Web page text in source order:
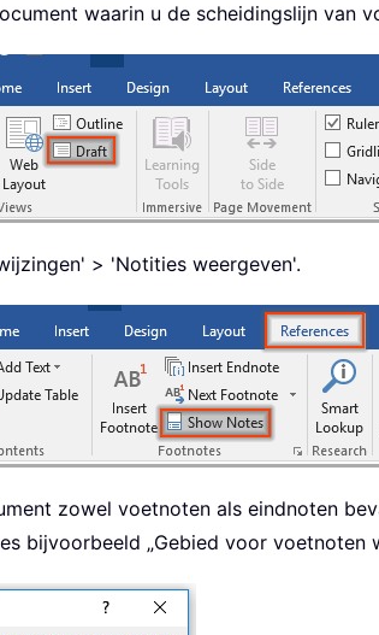
waarin u de scheidingslijn van
> 'Notities weergeven'.
zowel voetnoten als eindnoten
bijvoorbeeld „Gebied voor voetnoten